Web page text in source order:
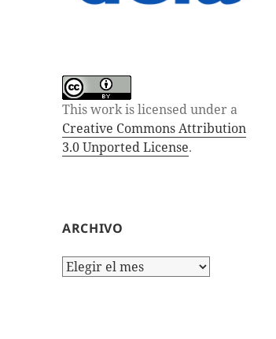
This work is licensed under a
Creative Commons Attribution
3.0 Unported License.
ARCHIVO
Archivo